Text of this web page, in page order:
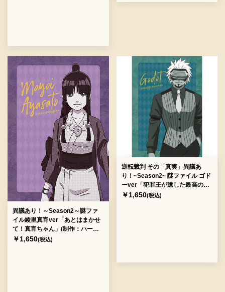
異議あり！～Season2～謎ファ
イル綾里真宵ver「あとはまかせ
て！真宵ちゃん」(制作：ハード
ナッツ) [送料ウエイト：2]
￥1,650(税込)
逆転裁判 その「真実」異議あ
り！~Season2~ 謎ファイル ゴド
ーver「犯罪王が遺した最高の珈
琲」(制作：S.I.M.) [送料ウエイ
￥1,650(税込)